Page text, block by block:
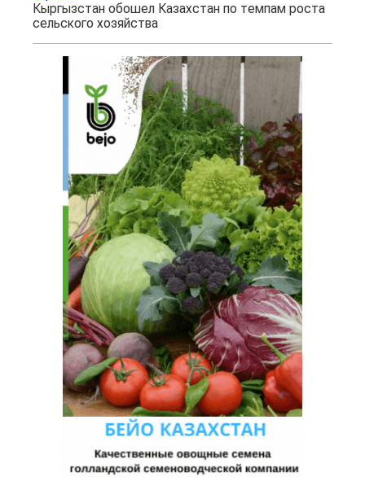
Кыргызстан обошел Казахстан по темпам роста
сельского хозяйства